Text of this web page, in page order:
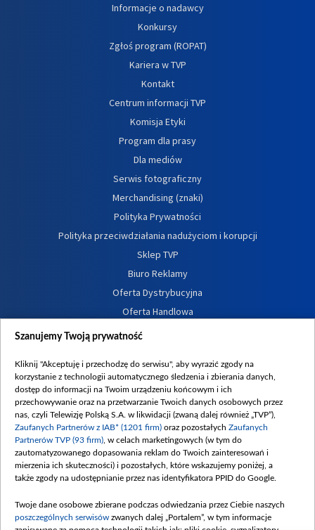
Informacje o nadawcy
Konkursy
Zgłoś program (ROPAT)
Kariera w TVP
Kontakt
Centrum informacji TVP
Komisja Etyki
Program dla prasy
Dla mediów
Serwis fotograficzny
Merchandising (znaki)
Polityka Prywatności
Polityka przeciwdziałania nadużyciom i korupcji
Sklep TVP
Biuro Reklamy
Oferta Dystrybucyjna
Oferta Handlowa
Dostępność
Procedura zgłoszeń wewnętrznych
Szanujemy Twoją prywatność
Kliknij "Akceptuję i przechodzę do serwisu", aby wyrazić zgody na
korzystanie z technologii automatycznego śledzenia i zbierania danych,
dostęp do informacji na Twoim urządzeniu końcowym i ich
przechowywanie oraz na przetwarzanie Twoich danych osobowych przez
nas, czyli Telewizję Polską S.A. w likwidacji (zwaną dalej również „TVP”),
Zaufanych Partnerów z IAB* (1201 firm) oraz pozostałych Zaufanych
Partnerów TVP (93 firm) , w celach marketingowych (w tym do
zautomatyzowanego dopasowania reklam do Twoich zainteresowań i
mierzenia ich skuteczności) i pozostałych, które wskazujemy poniżej, a
także zgody na udostępnianie przez nas identyfikatora PPID do Google.
Twoje dane osobowe zbierane podczas odwiedzania przez Ciebie naszych
poszczególnych serwisów zwanych dalej „Portalem”, w tym informacje